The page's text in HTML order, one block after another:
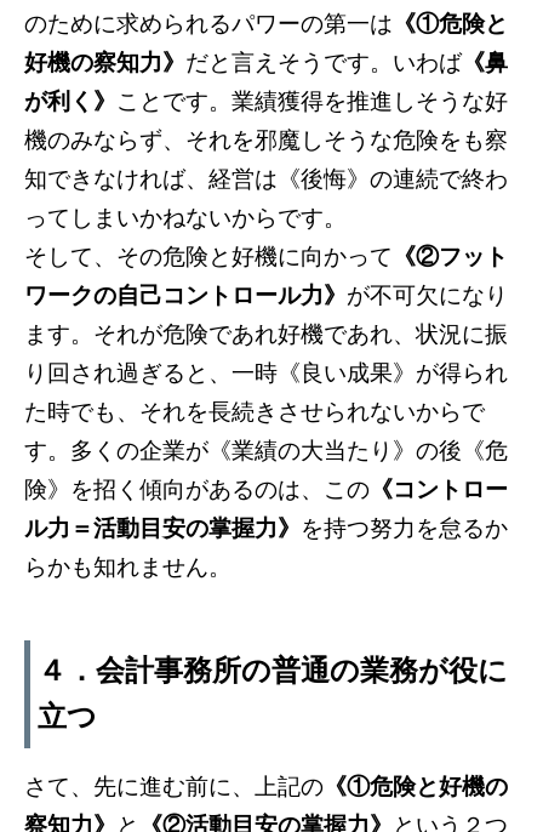
のために求められるパワーの第一は 《①危険と
好機の察知力》 だと言えそうです。いわば《鼻
が利く》 ことです。業績獲得を推進しそうな好
機のみならず、それを邪魔しそうな危険をも察
知できなければ、経営は《後悔》の連続で終わ
ってしまいかねないからです。
そして、その危険と好機に向かって 《②フット
ワークの自己コントロール力》 が不可欠になり
ます。それが危険であれ好機であれ、状況に振
り回され過ぎると、一時《良い成果》が得られ
た時でも、それを長続きさせられないからで
す。多くの企業が《業績の大当たり》の後《危
険》を招く傾向があるのは、この 《コントロー
ル力＝活動目安の掌握力》 を持つ努力を怠るか
らかも知れません。
４．会計事務所の普通の業務が役に
立つ
さて、先に進む前に、上記の 《①危険と好機の
察知力》
と 《②活動目安の掌握力》 という２つ